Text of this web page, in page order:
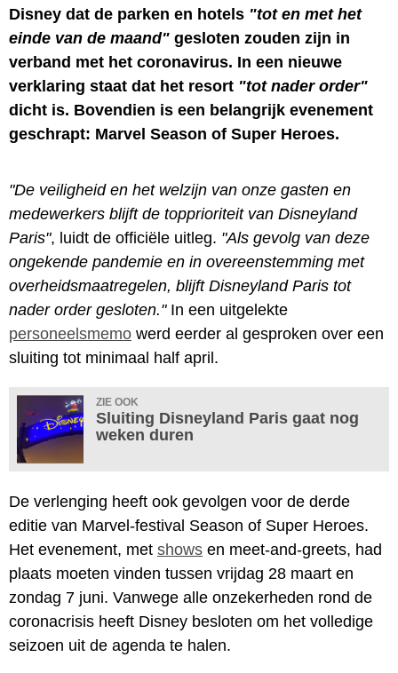
Disney dat de parken en hotels "tot en met het
einde van de maand" gesloten zouden zijn in
verband met het coronavirus. In een nieuwe
verklaring staat dat het resort "tot nader order"
dicht is. Bovendien is een belangrijk evenement
geschrapt: Marvel Season of Super Heroes.
"De veiligheid en het welzijn van onze gasten en
medewerkers blijft de topprioriteit van Disneyland
Paris", luidt de officiële uitleg. "Als gevolg van deze
ongekende pandemie en in overeenstemming met
overheidsmaatregelen, blijft Disneyland Paris tot
nader order gesloten."In een uitgelekte
personeelsmemo werd eerder al gesproken over een
sluiting tot minimaal half april.
ZIE OOK
Sluiting Disneyland Paris gaat nog
weken duren
De verlenging heeft ook gevolgen voor de derde
editie van Marvel-festival Season of Super Heroes.
Het evenement, met shows en meet-and-greets, had
plaats moeten vinden tussen vrijdag 28 maart en
zondag 7 juni. Vanwege alle onzekerheden rond de
coronacrisis heeft Disney besloten om het volledige
seizoen uit de agenda te halen.